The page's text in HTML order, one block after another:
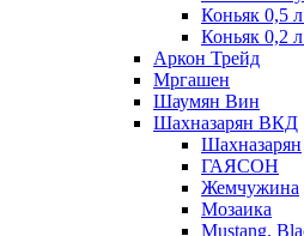
Коньяк 0,5
Коньяк 0,2
Аркон Трейд
Мргашен
Шаумян Вин
Шахназарян ВКД
Шахназарян
ГАЯСОН
Жемчужина
Мозаика
Mustang.